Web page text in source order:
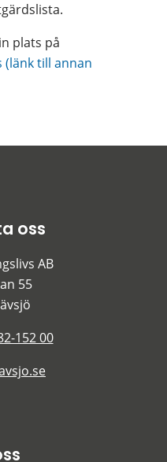
(länk till annan
oss
AB
55
152 00